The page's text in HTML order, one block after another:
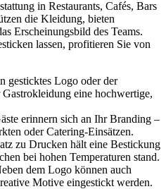
in Restaurants, Cafés, Bars
die Kleidung, bieten
Erscheinungsbild des Teams.
lassen, profitieren Sie von
gesticktes Logo oder der
eine hochwertige,
erinnern sich an Ihr Branding –
oder Catering-Einsätzen.
zu Drucken hält eine Bestickung
bei hohen Temperaturen stand.
dem Logo können auch
Motive eingestickt werden.